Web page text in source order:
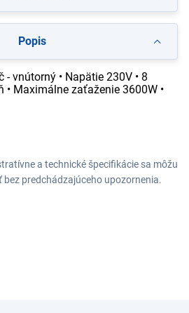
Popis
vnútorný • Napätie 230V • 8
Maximálne zaťaženie 3600W •
a technické špecifikácie sa môžu
bez predchádzajúceho upozornenia.